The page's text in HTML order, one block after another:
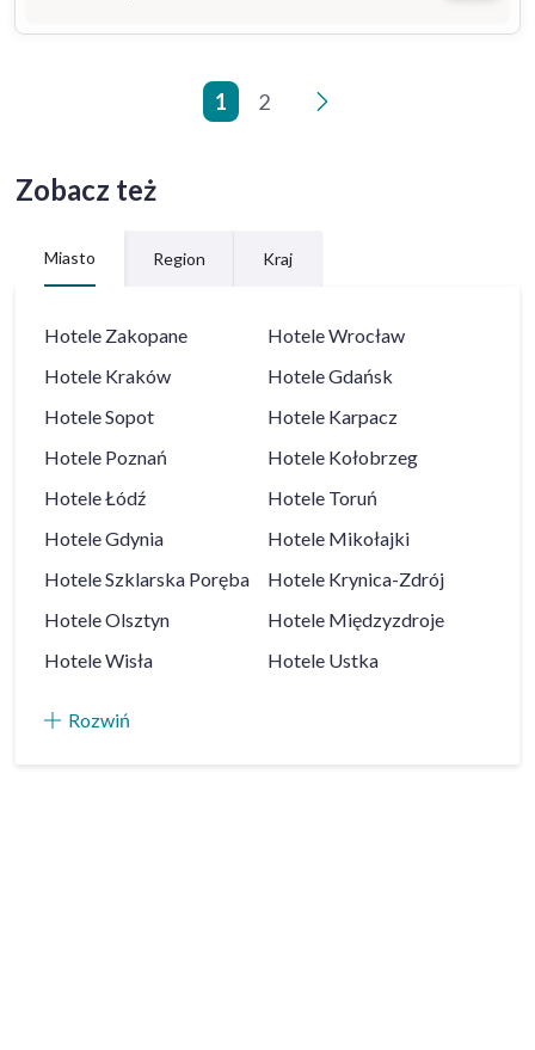
1 2
>
Zobacz też
Miasto Region Kraj
Hotele Zakopane HoteleWrocław
Hotele Kraków HoteleGdańsk
HoteleSopot Hotele Karpacz
Hotele Poznań Hotele Kołobrzeg
HoteleŁódź Hotele Toruń
HoteleGdynia Hotele Mikołajki
HoteleSzklarska Poręba Hotele Krynica-Zdrój
HoteleOlsztyn Hotele Międzyzdroje
HoteleWisła Hotele Ustka
Rozwiń